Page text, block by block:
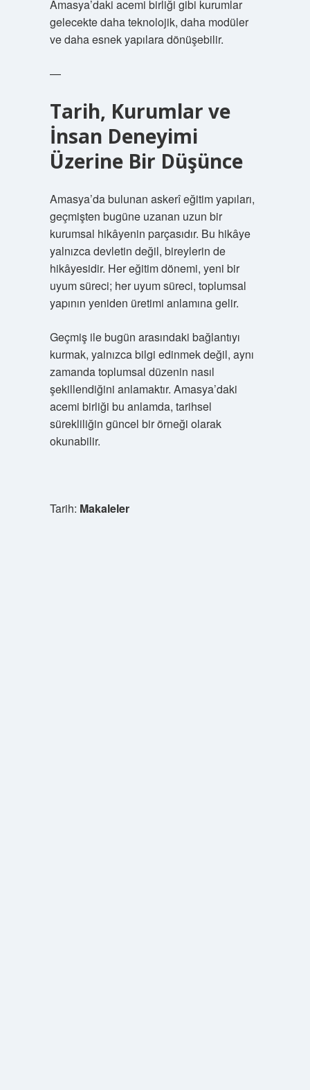
Amasya’daki acemi birliği gibi kurumlar
gelecekte daha teknolojik, daha modüler
ve daha esnek yapılara dönüşebilir.
—
Tarih, Kurumlar ve
İnsan Deneyimi
Üzerine Bir Düşünce
Amasya’da bulunan askerî eğitim yapıları,
geçmişten bugüne uzanan uzun bir
kurumsal hikâyenin parçasıdır. Bu hikâye
yalnızca devletin değil, bireylerin de
hikâyesidir. Her eğitim dönemi, yeni bir
uyum süreci; her uyum süreci, toplumsal
yapının yeniden üretimi anlamına gelir.
Geçmiş ile bugün arasındaki bağlantıyı
kurmak, yalnızca bilgi edinmek değil, aynı
zamanda toplumsal düzenin nasıl
şekillendiğini anlamaktır. Amasya’daki
acemi birliği bu anlamda, tarihsel
sürekliliğin güncel bir örneği olarak
okunabilir.
Tarih: Makaleler